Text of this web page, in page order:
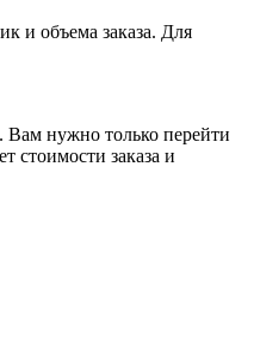
и объема заказа. Для
Вам нужно только перейти
стоимости заказа и